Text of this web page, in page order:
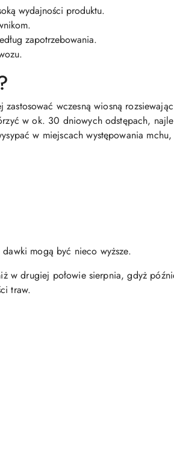
wydajności produktu.
zapotrzebowania.
zastosować wczesną wiosną
w ok. 30 dniowych odstępach,
w miejscach występowania
mogą być nieco wyższe.
w drugiej połowie sierpnia, gdyż
traw.